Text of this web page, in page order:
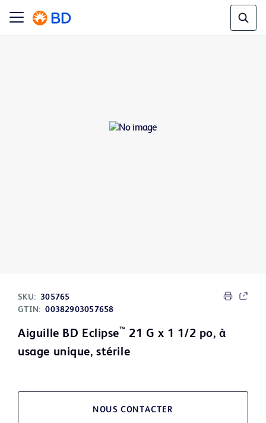
SKU: 305765
GTIN: 00382903057658
Aiguille BD Eclipse™ 21 G x 1 1/2 po, à
usage unique, stérile
NOUS CONTACTER